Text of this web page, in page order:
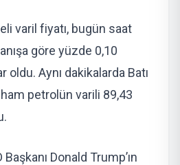
varil fiyatı, bugün saat
göre yüzde 0,10
oldu. Aynı dakikalarda Batı
petrolün varili 89,43
Donald Trump’ın